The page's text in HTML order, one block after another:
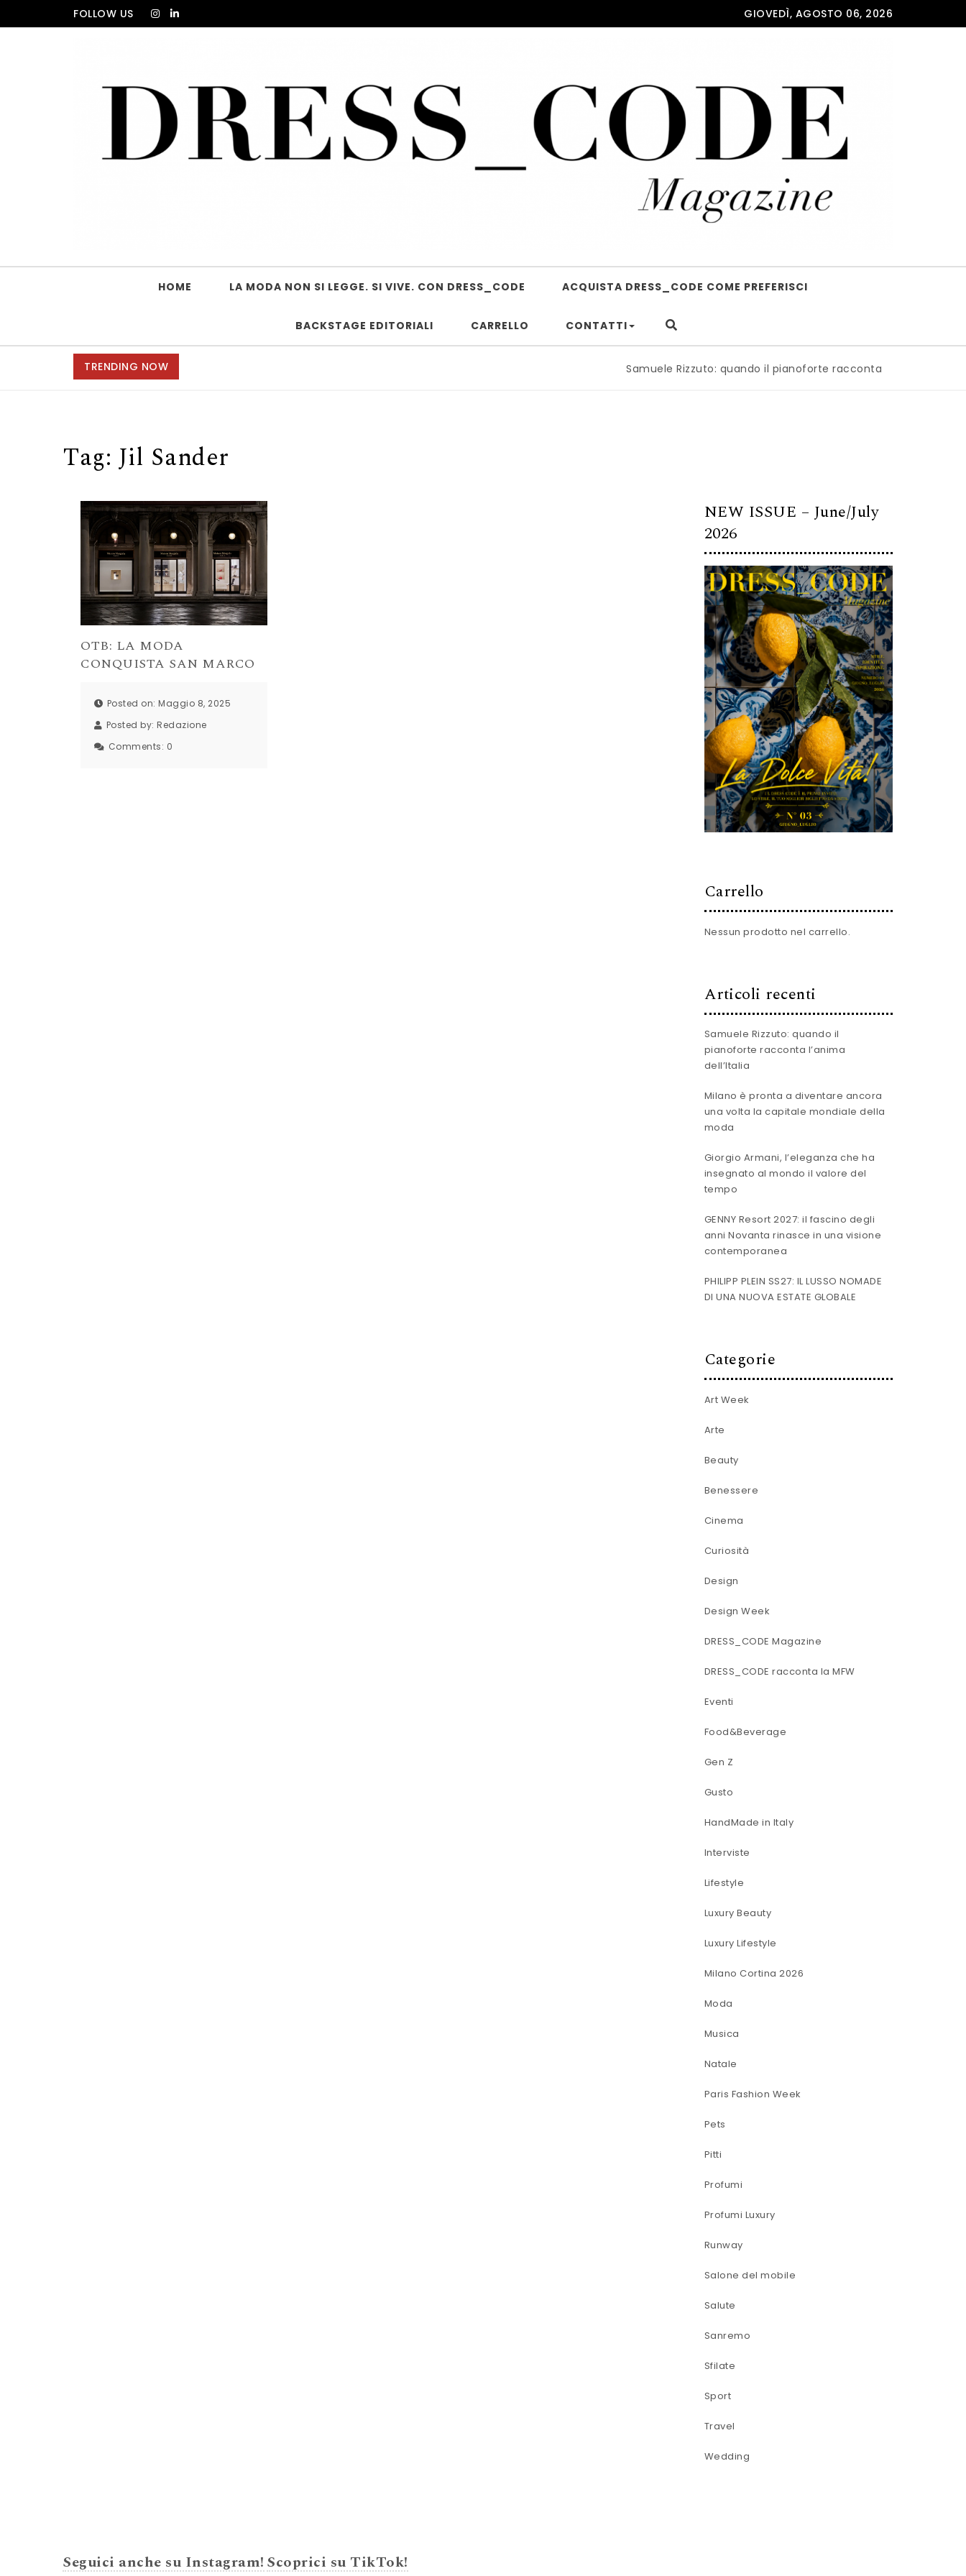
Skip to contentFOLLOW US GIOVEDÌ, AGOSTO 06, 2026
HOME LA MODA NON SI LEGGE. SI VIVE. CON DRESS_CODE ACQUISTA DRESS_CODE COME PREFERISCI
BACKSTAGE EDITORIALI CARRELLO CONTATTI
TRENDING NOW Samuele Rizzuto: quando il pianoforte racconta l’anima dell’Italia
Tag: Jil Sander
OTB: LA MODA
CONQUISTA SAN MARCO
Posted on: Maggio 8, 2025
Posted by: Redazione
Comments: 0
NEW ISSUE – June/July
2026
Carrello
Nessun prodotto nel carrello.
Articoli recenti
Samuele Rizzuto: quando il
pianoforte racconta l’anima
dell’Italia
Milano è pronta a diventare ancora
una volta la capitale mondiale della
moda
Giorgio Armani, l’eleganza che ha
insegnato al mondo il valore del
tempo
GENNY Resort 2027: il fascino degli
anni Novanta rinasce in una visione
contemporanea
PHILIPP PLEIN SS27: IL LUSSO NOMADE
DI UNA NUOVA ESTATE GLOBALE
Categorie
Art Week
Arte
Beauty
Benessere
Cinema
Curiosità
Design
Design Week
DRESS_CODE Magazine
DRESS_CODE racconta la MFW
Eventi
Food&Beverage
Gen Z
Gusto
HandMade in Italy
Interviste
Lifestyle
Luxury Beauty
Luxury Lifestyle
Milano Cortina 2026
Moda
Musica
Natale
Paris Fashion Week
Pets
Pitti
Profumi
Profumi Luxury
Runway
Salone del mobile
Salute
Sanremo
Sfilate
Sport
Travel
Wedding
Seguici anche su Instagram! Scoprici su TikTok!